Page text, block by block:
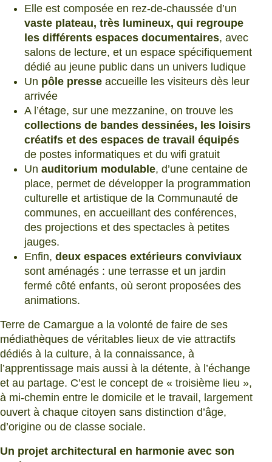
Elle est composée en rez-de-chaussée d’un
vaste plateau, très lumineux, qui regroupe
les différents espaces documentaires, avec
salons de lecture, et un espace spécifiquement
dédié au jeune public dans un univers ludique
Un pôle presse accueille les visiteurs dès leur
arrivée
A l’étage, sur une mezzanine, on trouve les
collections de bandes dessinées, les loisirs
créatifs et des espaces de travail équipés
de postes informatiques et du wifi gratuit
Un auditorium modulable, d’une centaine de
place, permet de développer la programmation
culturelle et artistique de la Communauté de
communes, en accueillant des conférences,
des projections et des spectacles à petites
jauges.
Enfin, deux espaces extérieurs conviviaux
sont aménagés : une terrasse et un jardin
fermé côté enfants, où seront proposées des
animations.
Terre de Camargue a la volonté de faire de ses
médiathèques de véritables lieux de vie attractifs
dédiés à la culture, à la connaissance, à
l’apprentissage mais aussi à la détente, à l’échange
et au partage. C’est le concept de « troisième lieu »,
à mi-chemin entre le domicile et le travail, largement
ouvert à chaque citoyen sans distinction d’âge,
d’origine ou de classe sociale.
Un projet architectural en harmonie avec son